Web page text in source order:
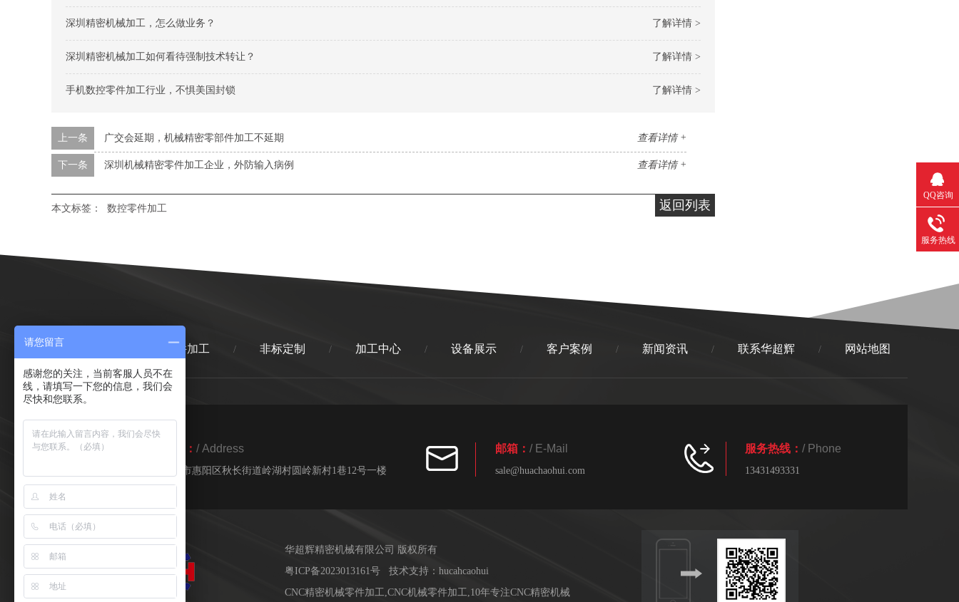
了解详情 >
深圳精密机械加工，怎么做业务？
了解详情 >
深圳精密机械加工如何看待强制技术转让？
了解详情 >
手机数控零件加工行业，不惧美国封锁
查看详情 +
上一条 广交会延期，机械精密零部件加工不延期
查看详情 +
下一条 深圳机械精密零件加工企业，外防输入病例
返回列表
本文标签： 数控零件加工
精密零件加工 / 非标定制 / 加工中心 / 设备展示 / 客户案例 / 新闻资讯 / 联系华超辉 / 网站地图
地址： / Address
惠州市惠阳区秋长街道岭湖村圆岭新村1巷12号一楼
邮箱： / E-Mail
sale@huachaohui.com
服务热线： / Phone
13431493331
华超辉精密机械有限公司 版权所有
粤ICP备2023013161号 技术支持： hucahcaohui
CNC精密机械零件加工,CNC机械零件加工,10年专注CNC精密机械
QQ咨询
服务热线
请您留言
感谢您的关注，当前客服人员不在
线，请填写一下您的信息，我们会
尽快和您联系。